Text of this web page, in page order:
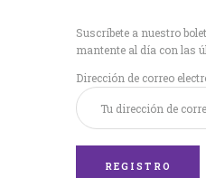
Suscríbete a nuestro
mantente al día con las
Dirección de correo